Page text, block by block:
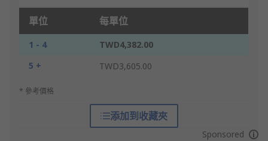
單位 每單位
1 - 4
TWD4,382.00
5 +
TWD3,605.00
* 參考價格
添加到收藏夾
Sponsored